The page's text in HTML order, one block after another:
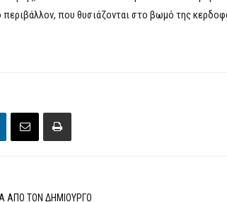
περιβάλλον, που θυσιάζονται στο βωμό της
ΑΠΟ ΤΟΝ ΔΗΜΙΟΥΡΓΟ